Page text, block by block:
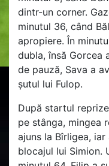
dintr-un corner.
minutul 36, când
apropiere. În
dubla, însă Gorcea
de pauză, Sava a
șutul lui Fulop.
După startul
pe stânga, mingea
ajuns la Bîrligea,
blocajul lui Simion.